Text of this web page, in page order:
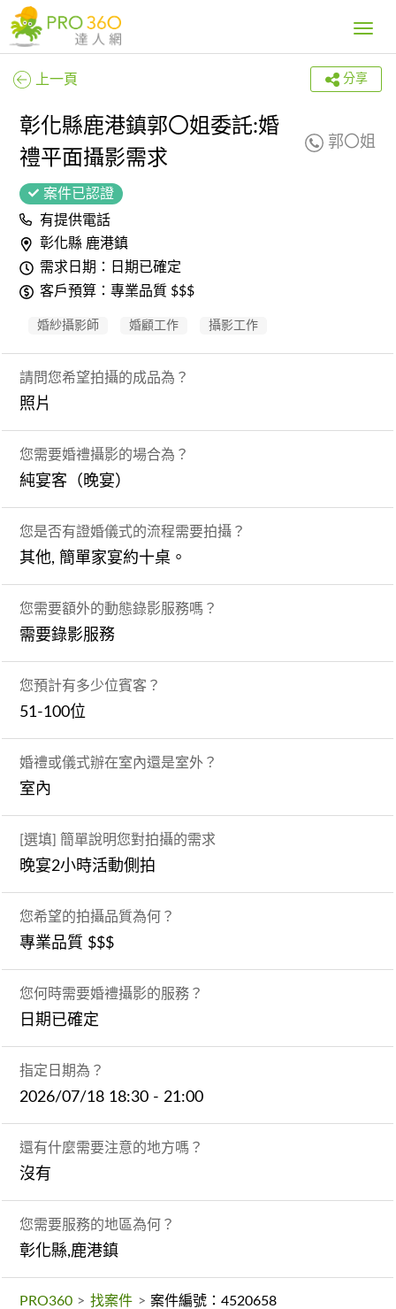
Toggle
上一頁 分享
彰化縣鹿港鎮郭〇姐委託:婚
禮平面攝影需求
郭〇姐
案件已認證
有提供電話
彰化縣 鹿港鎮
需求日期：日期已確定
客戶預算：專業品質 $$$
婚紗攝影師 婚顧工作 攝影工作
請問您希望拍攝的成品為？
照片
您需要婚禮攝影的場合為？
純宴客（晚宴）
您是否有證婚儀式的流程需要拍攝？
其他, 簡單家宴約十桌。
您需要額外的動態錄影服務嗎？
需要錄影服務
您預計有多少位賓客？
51-100位
婚禮或儀式辦在室內還是室外？
室內
[選填] 簡單說明您對拍攝的需求
晚宴2小時活動側拍
您希望的拍攝品質為何？
專業品質 $$$
您何時需要婚禮攝影的服務？
日期已確定
指定日期為？
2026/07/18 18:30 - 21:00
還有什麼需要注意的地方嗎？
沒有
您需要服務的地區為何？
彰化縣,鹿港鎮
PRO360 > 找案件 > 案件編號：4520658